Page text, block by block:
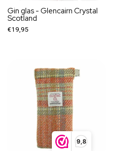
9,8
Gin glas - Glencairn Crystal
Scotland
€19,95